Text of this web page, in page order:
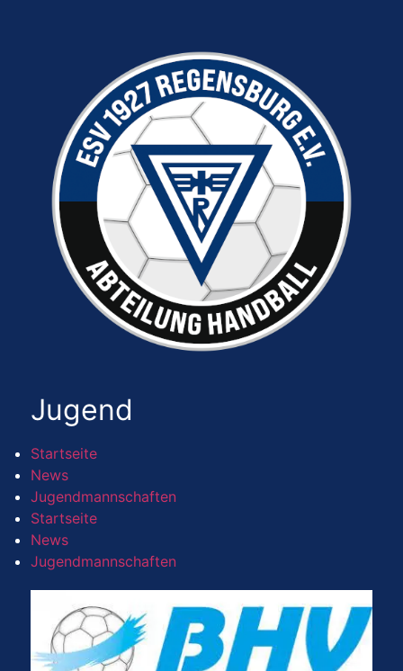
Jugend
Startseite
News
Jugendmannschaften
Startseite
News
Jugendmannschaften